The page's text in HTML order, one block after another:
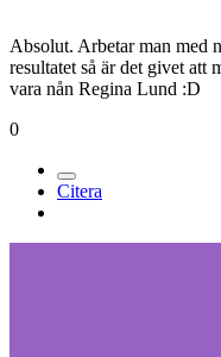
Absolut. Arbetar man med
resultatet så är det givet att
vara nån Regina Lund :D
0
Citera